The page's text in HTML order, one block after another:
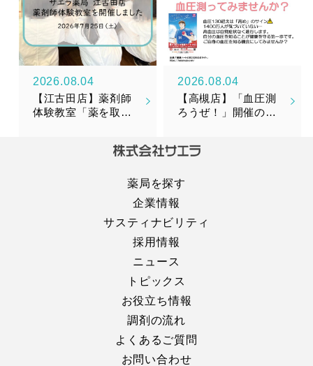
2026.08.04
【江古田店】薬剤師
体験教室「薬を取り
2026.08.04
【高槻店】「血圧測
ろうぜ！」開催のお
薬局を探す
企業情報
サスティナビリティ
採用情報
ニュース
トピックス
お役立ち情報
調剤の流れ
よくあるご質問
お問い合わせ